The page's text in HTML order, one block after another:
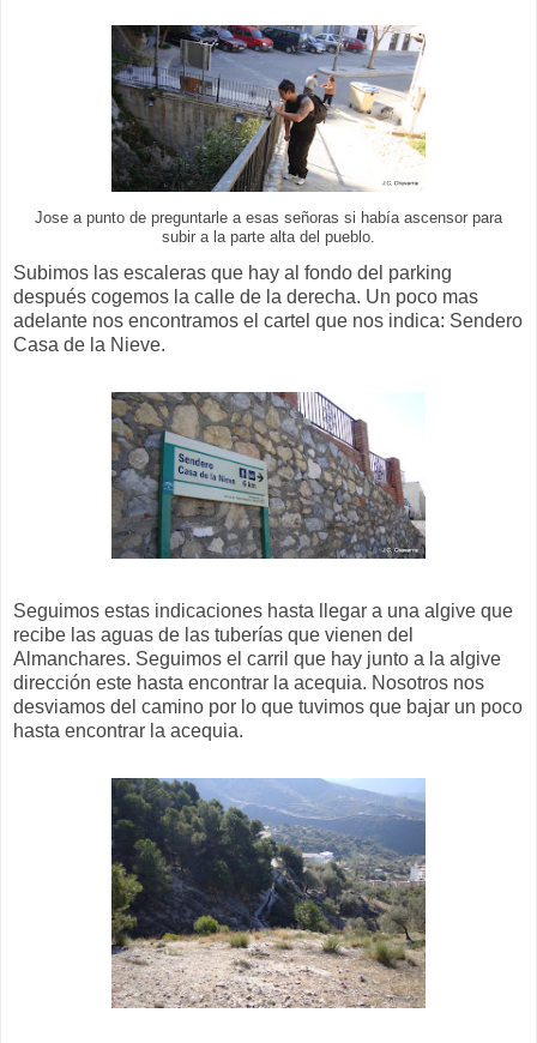
Jose a punto de preguntarle a esas señoras si había ascensor para
subir a la parte alta del pueblo.
Subimos las escaleras que hay al fondo del parking
después cogemos la calle de la derecha. Un poco mas
adelante nos encontramos el cartel que nos indica: Sendero
Casa de la Nieve.
Seguimos estas indicaciones hasta llegar a una algive que
recibe las aguas de las tuberías que vienen del
Almanchares. Seguimos el carril que hay junto a la algive
dirección este hasta encontrar la acequia. Nosotros nos
desviamos del camino por lo que tuvimos que bajar un poco
hasta encontrar la acequia.